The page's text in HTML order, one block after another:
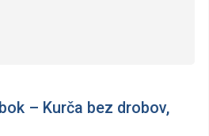
– Kurča bez drobov,